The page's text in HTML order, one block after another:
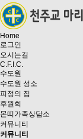
Home
로그인
오시는길
C.F.I.C.
수도원
수도원 성소
피정의 집
후원회
몬띠가족상담소
커뮤니티
커뮤니티